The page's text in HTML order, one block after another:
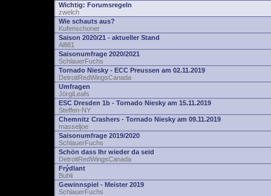
Wichtig: Forumsregeln
zwelch
Wie schauts aus?
Kufenschoner
Saison 2020/21 - aktueller Stand
Alfi81
Saisonumfrage 2020/2021
SchlauerFuchs
Tornado Niesky - ECC Preussen am 02.11.2019
DetroitRedWingsCanada
Umfragen
JörgiLeafs
ESC Dresden 1b - Tornado Niesky am 15.11.2019
Steffen-NY
Chemnitz Crashers - Tornado Niesky am 09.11.2019
masseljoe
Saisonumfrage 2019/2020
SchlauerFuchs
Schön dass Ihr wieder da seid
DetroitRedWingsCanada
Frýdlant
Buhli
Gewinnspiel - Meister 2019
SchlauerFuchs